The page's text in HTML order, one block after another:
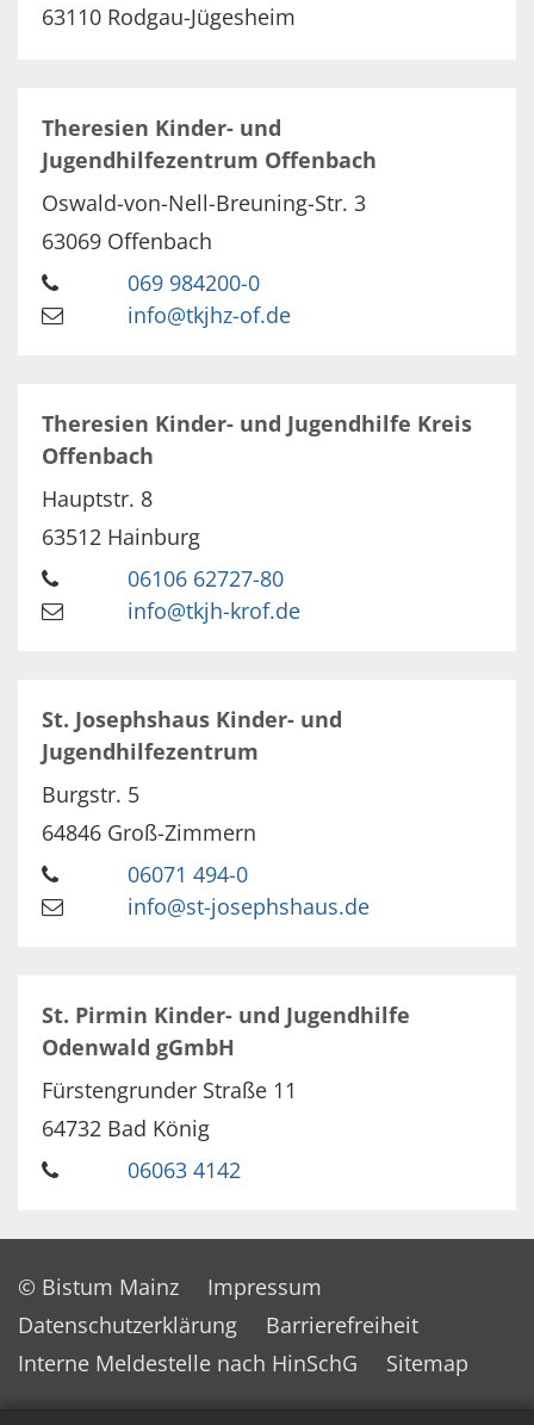
63110 Rodgau-Jügesheim
Theresien Kinder- und
Jugendhilfezentrum Offenbach
Oswald-von-Nell-Breuning-Str. 3
63069 Offenbach
069 984200-0
info@tkjhz-of.de
Theresien Kinder- und Jugendhilfe Kreis
Offenbach
Hauptstr. 8
63512 Hainburg
06106 62727-80
info@tkjh-krof.de
St. Josephshaus Kinder- und
Jugendhilfezentrum
Burgstr. 5
64846 Groß-Zimmern
06071 494-0
info@st-josephshaus.de
St. Pirmin Kinder- und Jugendhilfe
Odenwald gGmbH
Fürstengrunder Straße 11
64732 Bad König
06063 4142
© Bistum Mainz
Impressum
Datenschutzerklärung
Barrierefreiheit
Interne Meldestelle nach HinSchG
Sitemap